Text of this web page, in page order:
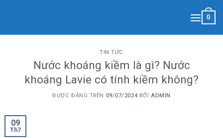
0
TIN TỨC
Nước khoáng kiềm là gì? Nước
khoáng Lavie có tính kiềm không?
ĐƯỢC ĐĂNG TRÊN 09/07/2024 BỞI ADMIN
09
Th7